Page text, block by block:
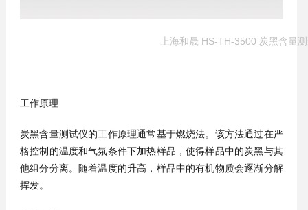
上海和晟 HS-TH-3500 炭黑含量
工作原理
炭黑含量测试仪的工作原理通常基于燃烧法。该方法通过在严
格控制的温度和气氛条件下加热样品，使得样品中的炭黑与其
他组分分离。随着温度的升高，样品中的有机物质会逐渐分解
挥发。